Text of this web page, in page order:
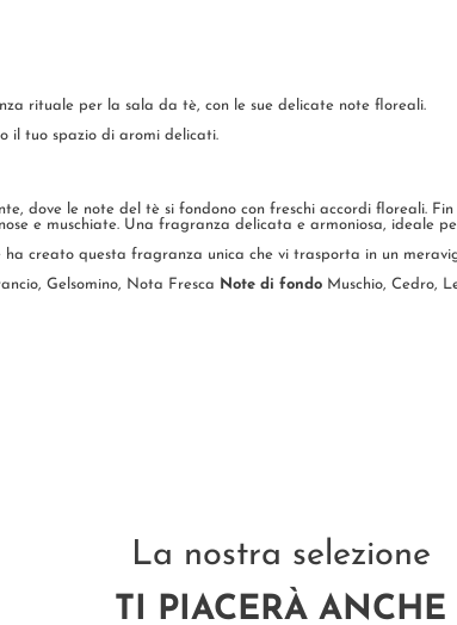
rituale per la sala da tè, con le sue delicate note floreali.
il tuo spazio di aromi delicati.
dove le note del tè si fondono con freschi accordi floreali.
e muschiate. Una fragranza delicata e armoniosa, ideale
ha creato questa fragranza unica che vi trasporta in un
Gelsomino, Nota Fresca Note di fondo Muschio, Cedro,
La nostra selezione
TI PIACERÀ ANCHE